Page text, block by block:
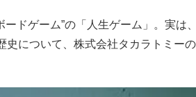
ドゲーム”の「人生ゲーム」。実は
について、株式会社タカラトミー